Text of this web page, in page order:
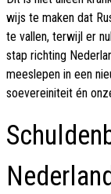
wijs te maken dat
te vallen, terwijl er
stap richting
meeslepen in een
soevereiniteit én